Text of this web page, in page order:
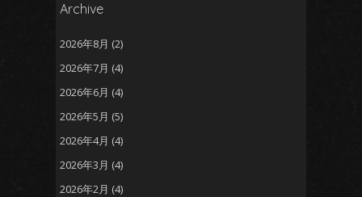
Archive
2026年8月 (2)
2026年7月 (4)
2026年6月 (4)
2026年5月 (5)
2026年4月 (4)
2026年3月 (4)
2026年2月 (4)